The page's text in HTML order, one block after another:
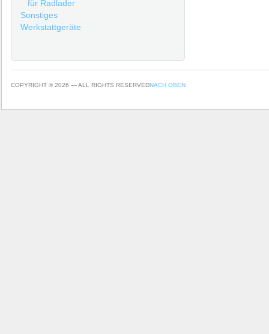
für Radlader
Sonstiges
Werkstattgeräte
COPYRIGHT © 2026 — ALL RIGHTS RESERVEDNACH OBEN